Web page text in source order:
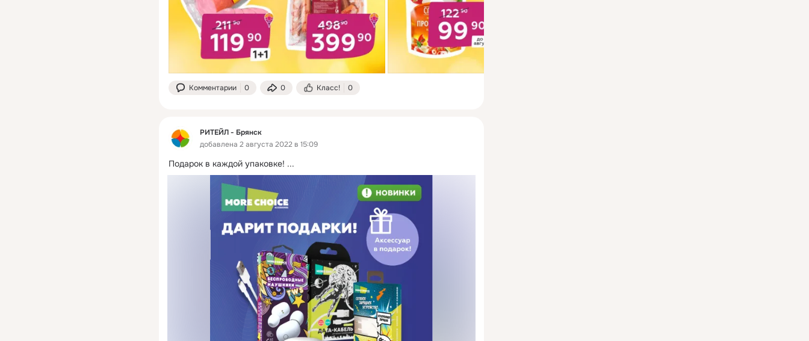
Комментарии 0 0 Класс! 0
РИТЕЙЛ - Брянск
добавлена 2 августа 2022 в 15:09
Подарок в каждой упаковке! ...